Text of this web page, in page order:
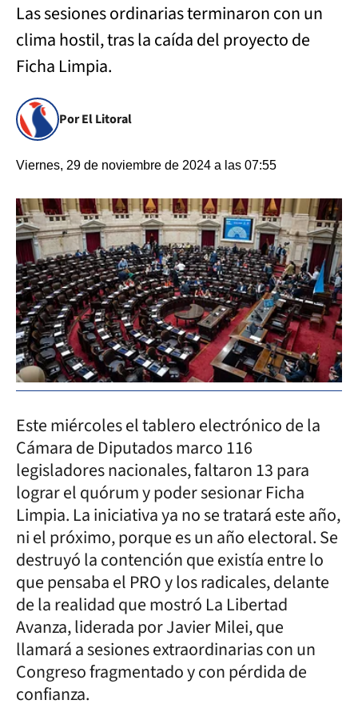
Las sesiones ordinarias terminaron con un
clima hostil, tras la caída del proyecto de
Ficha Limpia.
Por El Litoral
Viernes, 29 de noviembre de 2024 a las 07:55
Este miércoles el tablero electrónico de la
Cámara de Diputados marco 116
legisladores nacionales, faltaron 13 para
lograr el quórum y poder sesionar Ficha
Limpia. La iniciativa ya no se tratará este año,
ni el próximo, porque es un año electoral. Se
destruyó la contención que existía entre lo
que pensaba el PRO y los radicales, delante
de la realidad que mostró La Libertad
Avanza, liderada por Javier Milei, que
llamará a sesiones extraordinarias con un
Congreso fragmentado y con pérdida de
confianza.